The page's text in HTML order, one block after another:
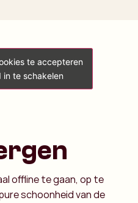
te accepteren
in te schakelen
te accepteren
in te schakelen
offline te gaan, op te
schoonheid van de